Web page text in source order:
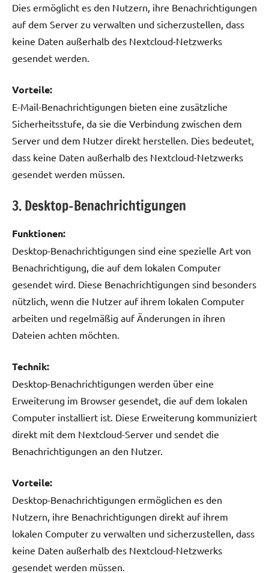
Dies ermöglicht es den Nutzern, ihre Benachrichtigungen
auf dem Server zu verwalten und sicherzustellen, dass
keine Daten außerhalb des Nextcloud-Netzwerks
gesendet werden.
Vorteile:
E-Mail-Benachrichtigungen bieten eine zusätzliche
Sicherheitsstufe, da sie die Verbindung zwischen dem
Server und dem Nutzer direkt herstellen. Dies bedeutet,
dass keine Daten außerhalb des Nextcloud-Netzwerks
gesendet werden müssen.
3. Desktop-Benachrichtigungen
Funktionen:
Desktop-Benachrichtigungen sind eine spezielle Art von
Benachrichtigung, die auf dem lokalen Computer
gesendet wird. Diese Benachrichtigungen sind besonders
nützlich, wenn die Nutzer auf ihrem lokalen Computer
arbeiten und regelmäßig auf Änderungen in ihren
Dateien achten möchten.
Technik:
Desktop-Benachrichtigungen werden über eine
Erweiterung im Browser gesendet, die auf dem lokalen
Computer installiert ist. Diese Erweiterung kommuniziert
direkt mit dem Nextcloud-Server und sendet die
Benachrichtigungen an den Nutzer.
Vorteile:
Desktop-Benachrichtigungen ermöglichen es den
Nutzern, ihre Benachrichtigungen direkt auf ihrem
lokalen Computer zu verwalten und sicherzustellen, dass
keine Daten außerhalb des Nextcloud-Netzwerks
gesendet werden müssen.